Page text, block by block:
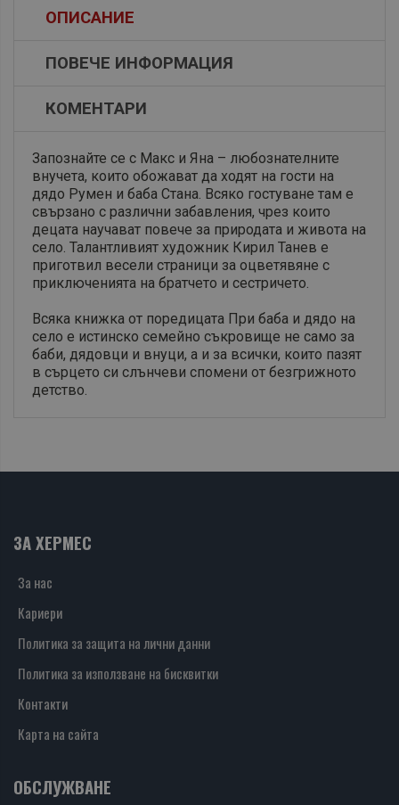
ОПИСАНИЕ
ПОВЕЧЕ ИНФОРМАЦИЯ
КОМЕНТАРИ
Запознайте се с Макс и Яна – любознателните
внучета, които обожават да ходят на гости на
дядо Румен и баба Стана. Всяко гостуване там е
свързано с различни забавления, чрез които
децата научават повече за природата и живота на
село. Талантливият художник Кирил Танев е
приготвил весели страници за оцветявяне с
приключенията на братчето и сестричето.
Всяка книжка от поредицата При баба и дядо на
село е истинско семейно съкровище не само за
баби, дядовци и внуци, а и за всички, които пазят
в сърцето си слънчеви спомени от безгрижното
детство.
ЗА ХЕРМЕС
За нас
Кариери
Политика за защита на лични данни
Политика за използване на бисквитки
Контакти
Карта на сайта
ОБСЛУЖВАНЕ